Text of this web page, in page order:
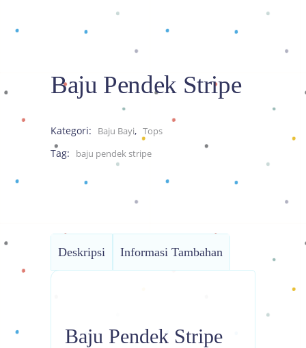
Baju Pendek Stripe
Kategori: Baju Bayi, Tops
Tag: baju pendek stripe
Deskripsi Informasi Tambahan
Baju Pendek Stripe